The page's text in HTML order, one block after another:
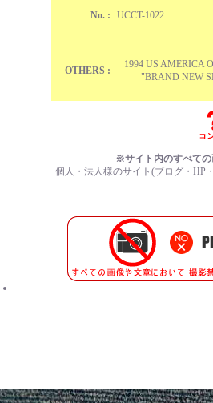
No. : UCCT-1022
OTHERS :
1994 US AMERICA
"BRAND NEW
※サイト内のすべての
個人・法人様のサイト(ブログ・HP